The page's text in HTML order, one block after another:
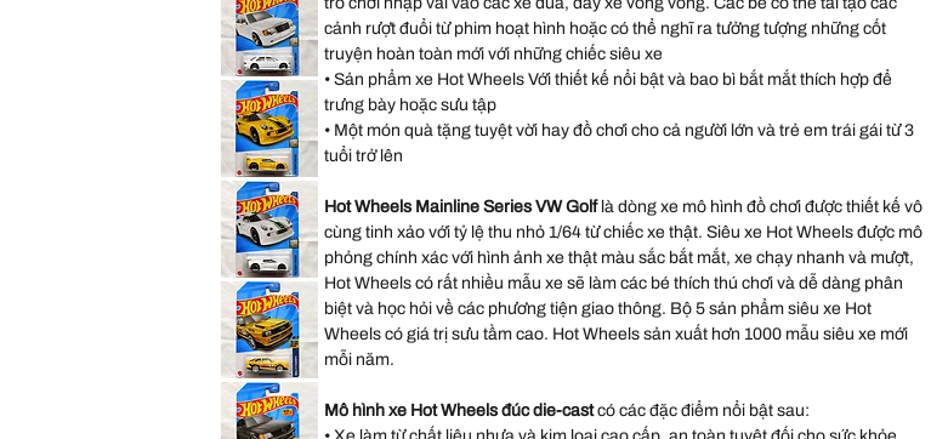
cảnh rượt đuổi từ phim hoạt hình hoặc có thể nghĩ ra tưởng tượng những cốt
truyện hoàn toàn mới với những chiếc siêu xe
• Sản phẩm xe Hot Wheels Với thiết kế nổi bật và bao bì bắt mắt thích hợp để
trưng bày hoặc sưu tập
• Một món quà tặng tuyệt vời hay đồ chơi cho cả người lớn và trẻ em trái gái từ 3
tuổi trở lên
Hot Wheels Mainline Series VW Golf là dòng xe mô hình đồ chơi được thiết kế vô
cùng tinh xảo với tỷ lệ thu nhỏ 1/64 từ chiếc xe thật. Siêu xe Hot Wheels được mô
phỏng chính xác với hình ảnh xe thật màu sắc bắt mắt, xe chạy nhanh và mượt,
Hot Wheels có rất nhiều mẫu xe sẽ làm các bé thích thú chơi và dễ dàng phân
biệt và học hỏi về các phương tiện giao thông. Bộ 5 sản phẩm siêu xe Hot
Wheels có giá trị sưu tầm cao. Hot Wheels sản xuất hơn 1000 mẫu siêu xe mới
mỗi năm.
Mô hình xe Hot Wheels đúc die-castcó các đặc điểm nổi bật sau:
Đồ
Chơi
HW
Exotics
Series
Lotus
Evija
Xe
Mô
Hình
Chơi
Hot
Wheels
Factory
Fresh
Series
Mercedes-
Benz
500
Mô
Hình
Đồ
Chơi
Hot
Wheels
Factory
Fresh
Series
Lotus
Sport
Elise
Vàng
Xe
Mô
Hình
Đồ
Ch
Hot
Wheels
Factory
Fresh
Series
Lotus
Sport
Elise
Trắng
Xe
Mô
Hình
Hot
Wheels
Rally
Champs